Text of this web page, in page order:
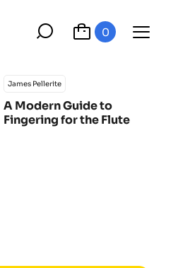
0
James Pellerite
A Modern Guide to
Fingering for the Flute